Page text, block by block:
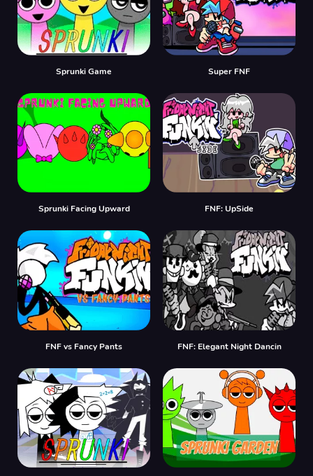
Sprunki Game Super FNF
Sprunki Facing Upward FNF: UpSide
FNF vs Fancy Pants FNF: Elegant Night Dancin